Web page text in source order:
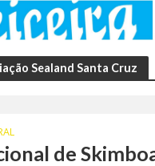
Sealand Santa Cruz
de